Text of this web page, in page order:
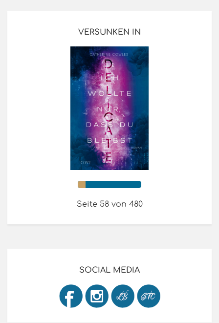
VERSUNKEN IN
Seite 58 von 480
SOCIAL MEDIA